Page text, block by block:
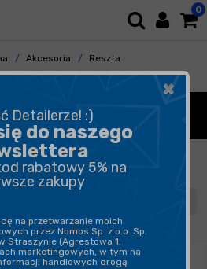
0
Akcesoria
Reszta
Narzędzia
WARSZTATOWE
SORTUJ
×
Detailerze! :)
do naszego
rabatowy 5% na
zakupy
na przetwarzanie moich
przez Nomos Sp. z o.o. Sp.
Straszynie (Agrestowa 1,
marketingowych, w tym na
handlowych drogą